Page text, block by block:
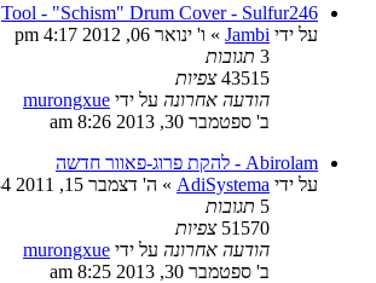
Tool - "Schism" Drum Cover - Sulfur246
על ידי Jambi
» ו' ינואר 06, 2012 4:17 pm
3 תגובות
43515 צפיות
הודעה אחרונה על ידי murongxue
ב' ספטמבר 30, 2013 8:26 am
Abirolam - להקת פרוג-פאוור חדשה
על ידי AdiSystema
» ה' דצמבר 15, 2011 5:34 pm
5 תגובות
51570 צפיות
הודעה אחרונה על ידי murongxue
ב' ספטמבר 30, 2013 8:25 am